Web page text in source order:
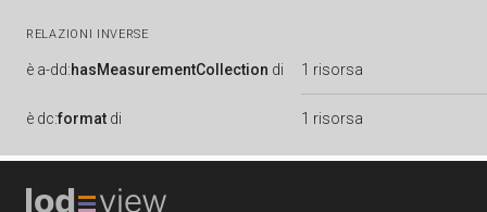
RELAZIONI INVERSE
è a-dd:hasMeasurementCollection di 1 risorsa
è dc:format di 1 risorsa